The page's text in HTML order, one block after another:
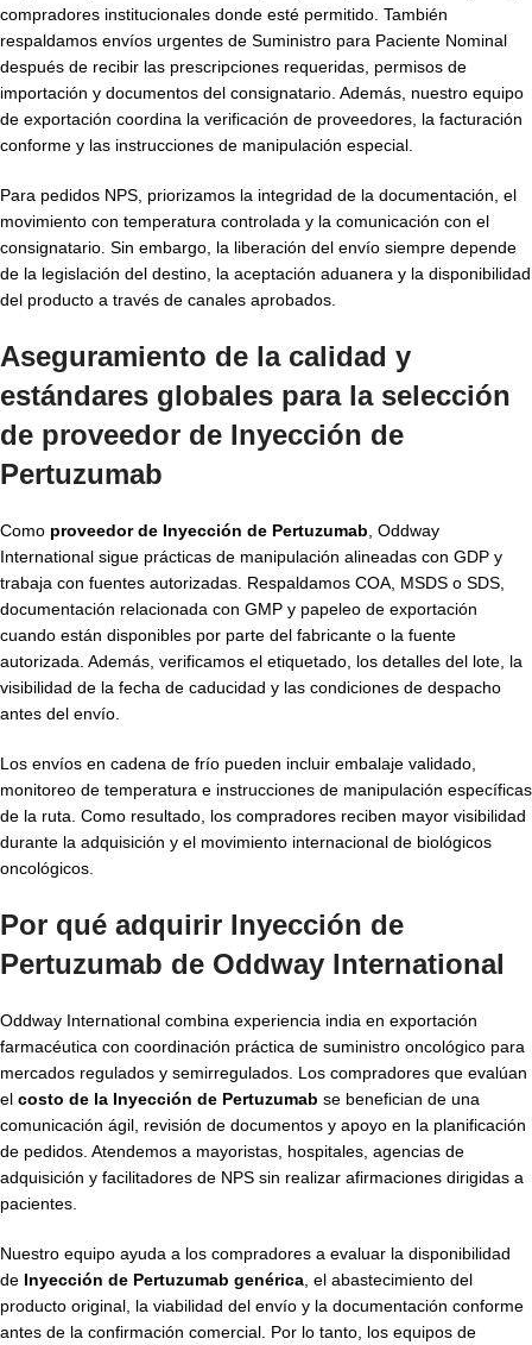
compradores institucionales donde esté permitido. También
respaldamos envíos urgentes de Suministro para Paciente Nominal
después de recibir las prescripciones requeridas, permisos de
importación y documentos del consignatario. Además, nuestro equipo
de exportación coordina la verificación de proveedores, la facturación
conforme y las instrucciones de manipulación especial.
Para pedidos NPS, priorizamos la integridad de la documentación, el
movimiento con temperatura controlada y la comunicación con el
consignatario. Sin embargo, la liberación del envío siempre depende
de la legislación del destino, la aceptación aduanera y la disponibilidad
del producto a través de canales aprobados.
Aseguramiento de la calidad y
estándares globales para la selección
de proveedor de Inyección de
Pertuzumab
Como proveedor de Inyección de Pertuzumab , Oddway
International sigue prácticas de manipulación alineadas con GDP y
trabaja con fuentes autorizadas. Respaldamos COA, MSDS o SDS,
documentación relacionada con GMP y papeleo de exportación
cuando están disponibles por parte del fabricante o la fuente
autorizada. Además, verificamos el etiquetado, los detalles del lote, la
visibilidad de la fecha de caducidad y las condiciones de despacho
antes del envío.
Los envíos en cadena de frío pueden incluir embalaje validado,
monitoreo de temperatura e instrucciones de manipulación específicas
de la ruta. Como resultado, los compradores reciben mayor visibilidad
durante la adquisición y el movimiento internacional de biológicos
oncológicos.
Por qué adquirir Inyección de
Pertuzumab de Oddway International
Oddway International combina experiencia india en exportación
farmacéutica con coordinación práctica de suministro oncológico para
mercados regulados y semirregulados. Los compradores que evalúan
el costo de la Inyección de Pertuzumab se benefician de una
comunicación ágil, revisión de documentos y apoyo en la planificación
de pedidos. Atendemos a mayoristas, hospitales, agencias de
adquisición y facilitadores de NPS sin realizar afirmaciones dirigidas a
pacientes.
Nuestro equipo ayuda a los compradores a evaluar la disponibilidad
de Inyección de Pertuzumab genérica , el abastecimiento del
producto original, la viabilidad del envío y la documentación conforme
antes de la confirmación comercial. Por lo tanto, los equipos de